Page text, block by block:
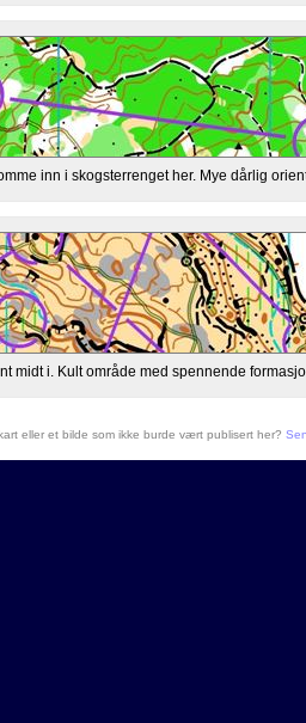
inn i skogsterrenget her. Mye dårlig
midt i. Kult område med spennende
eller et bilde som ikke burde vært publisert her?